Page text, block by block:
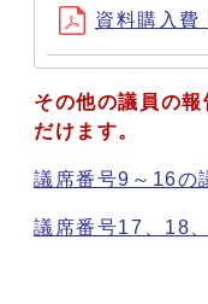
資料購入
その他の議員の
だけます。
議席番号9～16の
議席番号17、18